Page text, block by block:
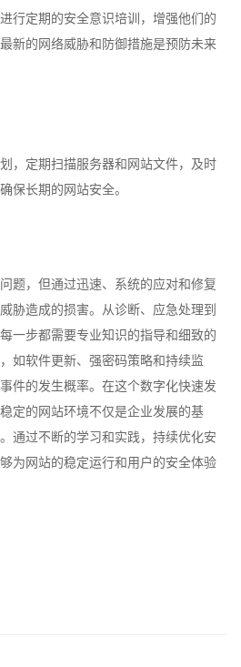
行定期的安全意识培训，增强他们的
新的网络威胁和防御措施是预防未来
，定期扫描服务器和网站文件，及时
保长期的网站安全。
题，但通过迅速、系统的应对和修复
胁造成的损害。从诊断、应急处理到
一步都需要专业知识的指导和细致的
如软件更新、强密码策略和持续监
件的发生概率。在这个数字化快速发
定的网站环境不仅是企业发展的基
通过不断的学习和实践，持续优化安
为网站的稳定运行和用户的安全体验